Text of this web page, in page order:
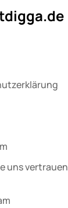
uns vertrauen